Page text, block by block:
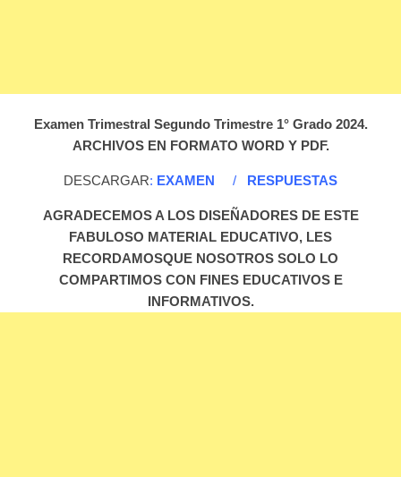
Examen Trimestral Segundo Trimestre 1° Grado 2024.
ARCHIVOS EN FORMATO WORD Y PDF.
DESCARGAR: EXAMEN / RESPUESTAS
AGRADECEMOS A LOS DISEÑADORES DE ESTE
FABULOSO MATERIAL EDUCATIVO, LES
RECORDAMOSQUE NOSOTROS SOLO LO
COMPARTIMOS CON FINES EDUCATIVOS E
INFORMATIVOS.